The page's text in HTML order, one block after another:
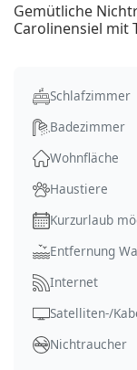
Gemütliche
Carolinensiel mit
Schlafzimmer
Badezimmer
Wohnfläche
Haustiere
Kurzurlaub
Entfernung
Internet
Satelliten-/
Nichtraucher